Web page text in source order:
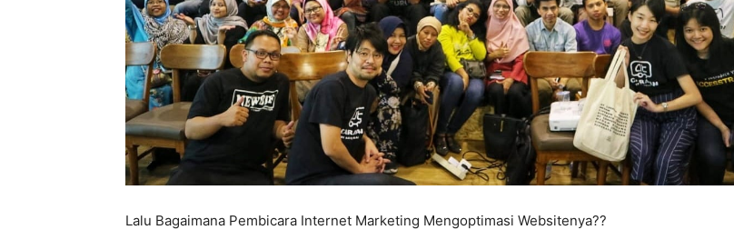
Lalu Bagaimana Pembicara Internet Marketing Mengoptimasi Websitenya??